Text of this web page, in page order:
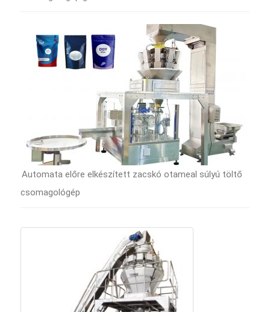
Automata előre elkészített zacskó otameal súlyú töltő
csomagológép